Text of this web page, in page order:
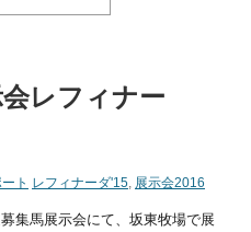
レフィナー
ト レフィナーダ'15, 展示会2016
集馬展示会にて、坂東牧場で展